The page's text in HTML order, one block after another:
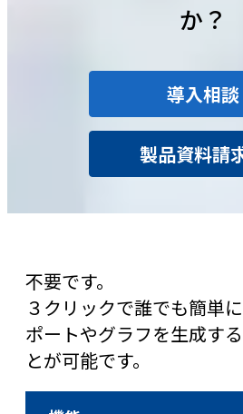
か？
導入相談
製品資料請
不要です。
３クリックで誰でも簡単
ポートやグラフを生成す
とが可能です。